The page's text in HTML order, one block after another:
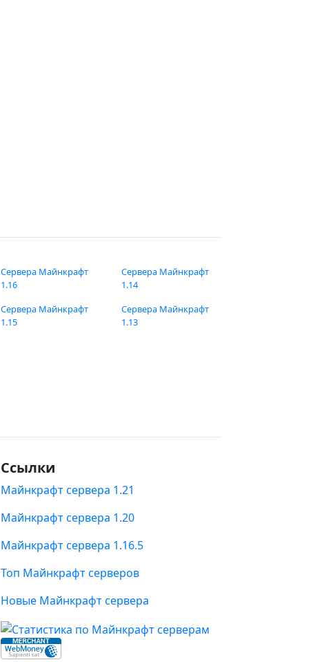
Сервера Майнкрафт
1.16
Сервера Майнкрафт
1.15
Сервера Майнкрафт
1.14
Сервера Майнкрафт
1.13
Ссылки
Майнкрафт сервера 1.21
Майнкрафт сервера 1.20
Майнкрафт сервера 1.16.5
Топ Майнкрафт серверов
Новые Майнкрафт сервера